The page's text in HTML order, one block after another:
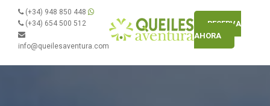
(+34) 948 850 448
(+34) 654 500 512
info@queilesaventura.com
RESERVA
AHORA